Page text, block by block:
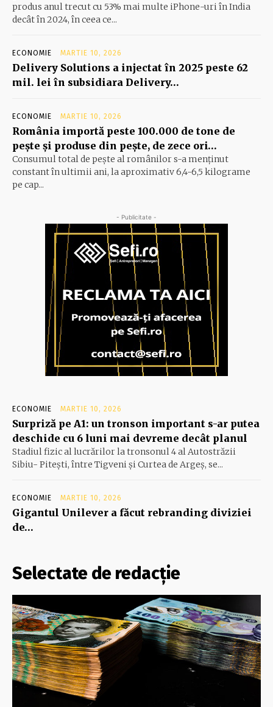
produs anul trecut cu 53% mai multe iPhone-uri în India
decât în 2024, în ceea ce...
ECONOMIE MARTIE 10, 2026
Delivery Solutions a injectat în 2025 peste 62
mil. lei în subsidiara Delivery…
ECONOMIE MARTIE 10, 2026
România importă peste 100.000 de tone de
peşte şi produse din peşte, de zece ori…
Consumul total de peşte al ro­mâ­nilor s-a menţinut
constant în ul­timii ani, la aproximativ 6,4-6,5 ki­lograme
pe cap...
- Publicitate -
ECONOMIE MARTIE 10, 2026
Surpriză pe A1: un tronson important s-ar putea
deschide cu 6 luni mai devreme decât planul
Stadiul fizic al lucrărilor la tronsonul 4 al Autostrăzii
Sibiu- Piteşti, între Tigveni şi Curtea de Argeş, se...
ECONOMIE MARTIE 10, 2026
Gigantul Unilever a făcut rebranding diviziei
de…
Selectate de redacție